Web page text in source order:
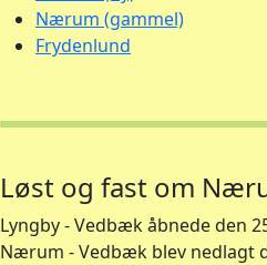
Nærum (gammel)
Frydenlund
Løst og fast om
Lyngby - Vedbæk åbnede den
Nærum - Vedbæk blev nedlagt